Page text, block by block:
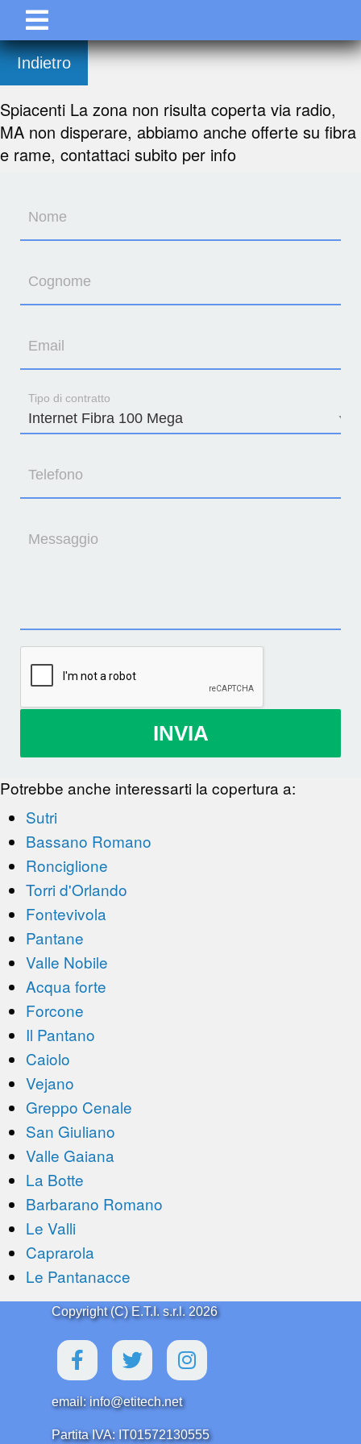
Indietro
Spiacenti La zona non risulta coperta via radio,
MA non disperare, abbiamo anche offerte su fibra
e rame, contattaci subito per info
Nome
Cognome
Email
Tipo di contratto
Telefono
Messaggio
INVIA
Potrebbe anche interessarti la copertura a:
Sutri
Bassano Romano
Ronciglione
Torri d'Orlando
Fontevivola
Pantane
Valle Nobile
Acqua forte
Forcone
Il Pantano
Caiolo
Vejano
Greppo Cenale
San Giuliano
Valle Gaiana
La Botte
Barbarano Romano
Le Valli
Caprarola
Le Pantanacce
Copyright (C) E.T.I. s.r.l. 2026
email: info@etitech.net
Partita IVA: IT01572130555